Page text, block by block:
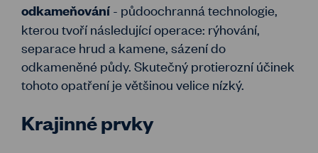
odkameňování - půdoochranná technologie,
kterou tvoří následující operace: rýhování,
separace hrud a kamene, sázení do
odkameněné půdy. Skutečný protierozní účinek
tohoto opatření je většinou velice nízký.
Krajinné prvky